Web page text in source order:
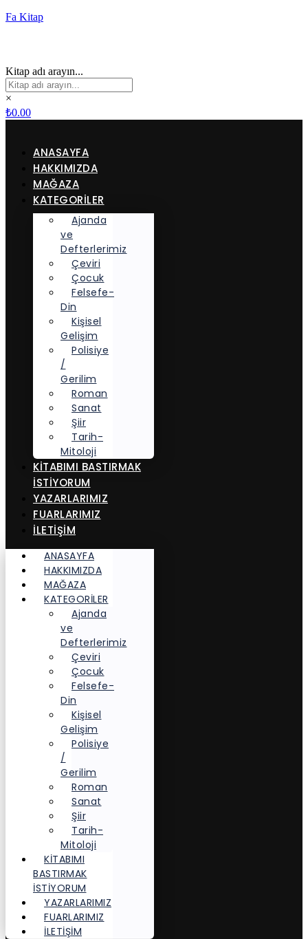
Fa Kitap
Kitap adı arayın...
×
₺0.00
ANASAYFA
HAKKIMIZDA
MAĞAZA
KATEGORİLER
Ajanda
ve
Defterlerimiz
Çeviri
Çocuk
Felsefe-
Din
Kişisel
Gelişim
Polisiye
/
Gerilim
Roman
Sanat
Şiir
Tarih-
Mitoloji
KITABIMI BASTIRMAK
İSTIYORUM
YAZARLARIMIZ
FUARLARIMIZ
İLETİŞİM
ANASAYFA
HAKKIMIZDA
MAĞAZA
KATEGORİLER
Ajanda
ve
Defterlerimiz
Çeviri
Çocuk
Felsefe-
Din
Kişisel
Gelişim
Polisiye
/
Gerilim
Roman
Sanat
Şiir
Tarih-
Mitoloji
KITABIMI
BASTIRMAK
İSTIYORUM
YAZARLARIMIZ
FUARLARIMIZ
İLETİŞİM